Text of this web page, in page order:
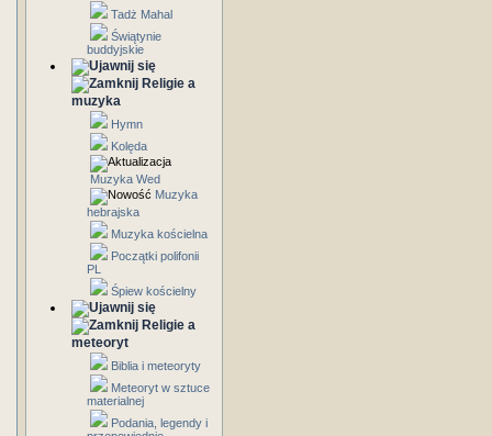
Tadż Mahal
Świątynie
buddyjskie
Religie a
muzyka
Hymn
Kolęda
Muzyka Wed
Muzyka
hebrajska
Muzyka kościelna
Początki polifonii
PL
Śpiew kościelny
Religie a
meteoryt
Biblia i meteoryty
Meteoryt w sztuce
materialnej
Podania, legendy i